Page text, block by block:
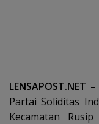
LENSAPOST.NET
Partai Soliditas
Kecamatan